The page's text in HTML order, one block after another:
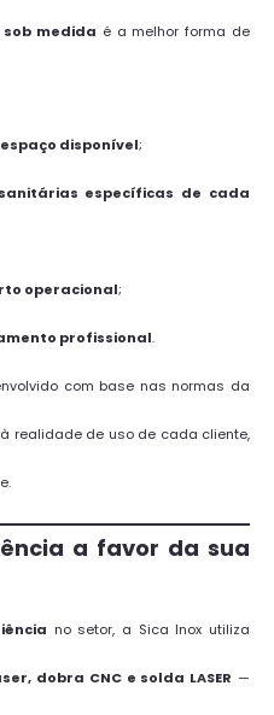
medida é a melhor forma de
disponível;
específicas de cada
operacional;
profissional.
com base nas normas da
realidade de uso de cada cliente,
a favor da sua
no setor, a Sica Inox utiliza
dobra CNC e solda LASER —